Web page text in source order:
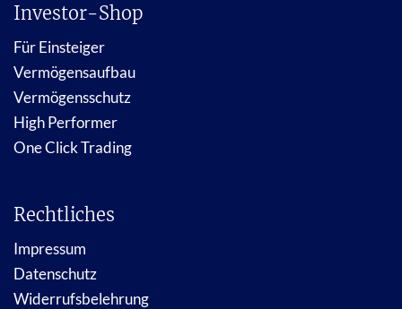
Investor-Shop
Für Einsteiger
Vermögensaufbau
Vermögensschutz
High Performer
One Click Trading
Rechtliches
Impressum
Datenschutz
Widerrufsbelehrung